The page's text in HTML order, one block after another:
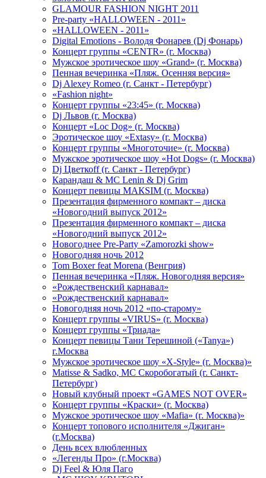
GLAMOUR FASHION NIGHT 2011
Pre-party «HALLOWEEN - 2011»
«HALLOWEEN - 2011»
Digital Emotions - Володя Фонарев (Dj Фонарь)
Концерт группы «CENTR» (г. Москва)
Мужское эротическое шоу «Grand» (г. Москва)
Пенная вечеринка «Пляж. Осенняя версия»
Dj Alexey Romeo (г. Санкт - Петербург)
«Fashion night»
Концерт группы «23:45» (г. Москва)
Dj Львов (г. Москва)
Концерт «Loc Dog» (г. Москва)
Эротическое шоу «Extasy» (г. Москва)
Концерт группы «Многоточие» (г. Москва)
Мужское эротическое шоу «Hot Dogs» (г. Москва)
Dj Цветкоff (г. Санкт - Петербург)
Карандаш & МС Lenin & Dj Grim
Концерт певицы МАКSIМ (г. Москва)
Презентация фирменного компакт – диска
«Новогодний выпуск 2012»
Презентация фирменного компакт – диска
«Новогодний выпуск 2012»
Новогоднее Pre-Party «Zamorozki show»
Новогодняя ночь 2012
Tom Boxer feat Morena (Венгрия)
Пенная вечеринка «Пляж. Новогодняя версия»
«Рождественский карнавал»
«Рождественский карнавал»
Новогодняя ночь 2012 «по-старому»
Концерт группы «VIRUS» (г. Москва)
Концерт группы «Триада»
Концерт певицы Тани Терешиной («Tanya»)
г.Москва
Мужское эротическое шоу «X-Style» (г. Москва)»
Matissе & Sadko, MC Скоробогатый (г. Санкт-
Петербург)
Новый клубный проект «GAMES NOT OVER»
Концерт группы «Краски» (г. Москва)
Мужское эротическое шоу «Mafia» (г. Москва)»
Концерт топового исполнителя «Джиган»
(г.Москва)
День всех влюбленных
«Легенды Про» (г.Москва)
Dj Feel & Юля Паго